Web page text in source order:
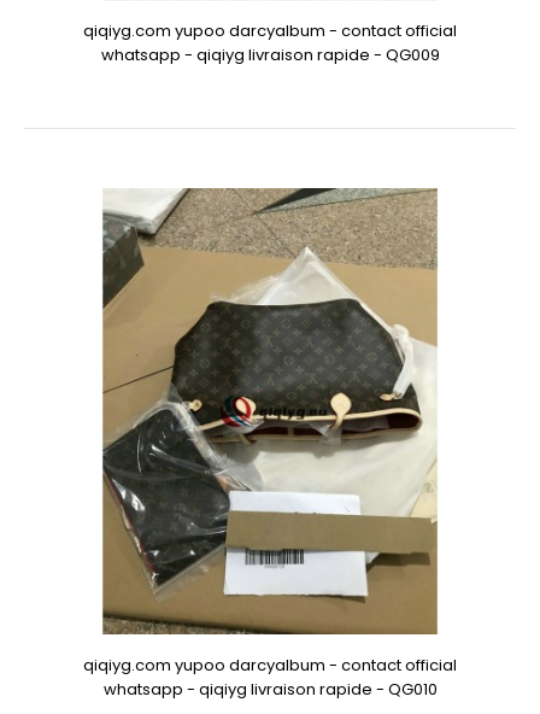
qiqiyg.com yupoo darcyalbum - contact official
whatsapp - qiqiyg livraison rapide - QG009
qiqiyg.com yupoo darcyalbum - contact official
whatsapp - qiqiyg livraison rapide - QG010